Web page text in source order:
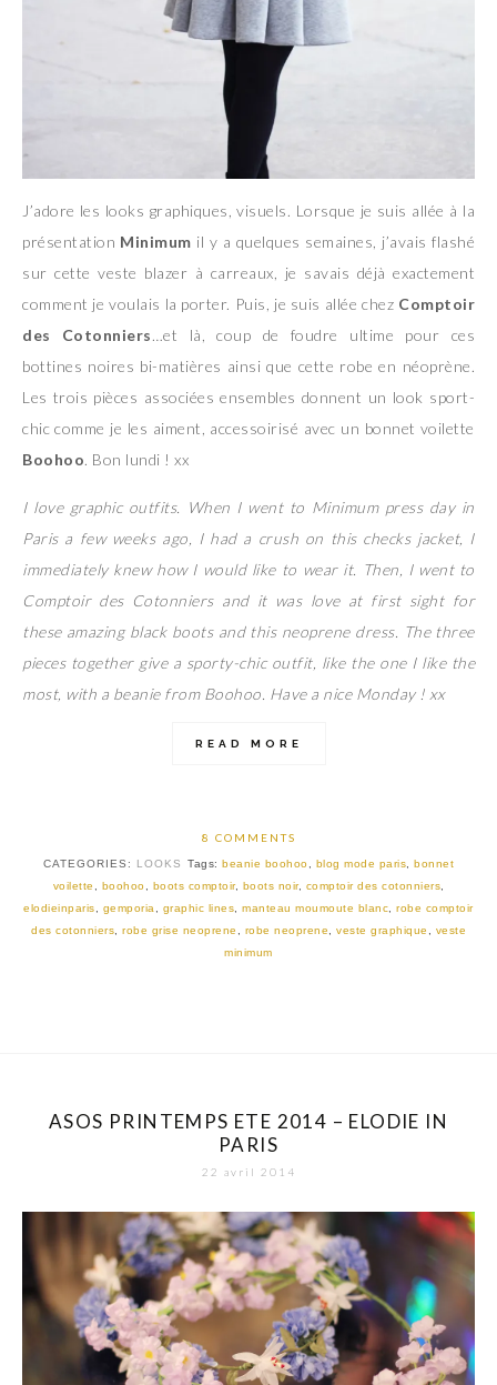
J’adore les looks graphiques, visuels. Lorsque je suis allée à la
présentation Minimum il y a quelques semaines, j’avais flashé
sur cette veste blazer à carreaux, je savais déjà exactement
comment je voulais la porter. Puis, je suis allée chez Comptoir
des Cotonniers…et là, coup de foudre ultime pour ces
bottines noires bi-matières ainsi que cette robe en néoprène.
Les trois pièces associées ensembles donnent un look sport-
chic comme je les aiment, accessoirisé avec un bonnet voilette
Boohoo. Bon lundi ! xx
I love graphic outfits. When I went to Minimum press day in
Paris a few weeks ago, I had a crush on this checks jacket, I
immediately knew how I would like to wear it. Then, I went to
Comptoir des Cotonniers and it was love at first sight for
these amazing black boots and this neoprene dress. The three
pieces together give a sporty-chic outfit, like the one I like the
most, with a beanie from Boohoo. Have a nice Monday ! xx
READ MORE
8 COMMENTS
CATEGORIES: LOOKS Tags: beanie boohoo blog mode paris
bonnet
voilette
boohoo boots comptoir, boots noir, comptoir des cotonniers
elodieinparis
gemporia graphic lines ,manteau moumoute blanc ,robe comptoir
des cotonniers
robe grise neoprene robe neoprene veste graphique
veste
minimum
ASOS PRINTEMPS ETE 2014 – ELODIE IN
PARIS
22 avril 2014